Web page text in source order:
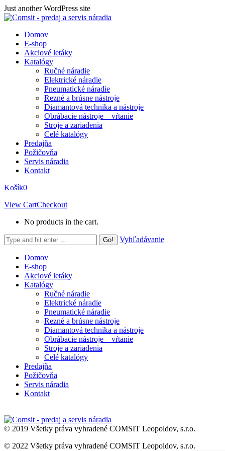
Skip
to
Just another WordPress site
Domov
E-shop
Akciové letáky
Katalógy
Ručné náradie
Elektrické náradie
Pneumatické náradie
Rezné a brúsne nástroje
Diamantová technika a nástroje
Obrábacie nástroje – vŕtanie
Stroje a zariadenia
Celé katalógy
Predajňa
Požičovňa
Servis náradia
Kontakt
Košík0
View CartCheckout
No products in the cart.
Search:
Vyhľadávanie
Domov
E-shop
Akciové letáky
Katalógy
Ručné náradie
Elektrické náradie
Pneumatické náradie
Rezné a brúsne nástroje
Diamantová technika a nástroje
Obrábacie nástroje – vŕtanie
Stroje a zariadenia
Celé katalógy
Predajňa
Požičovňa
Servis náradia
Kontakt
© 2019 Všetky práva vyhradené COMSIT Leopoldov, s.r.o.
© 2022 Všetky práva vyhradené COMSIT Leopoldov, s.r.o.